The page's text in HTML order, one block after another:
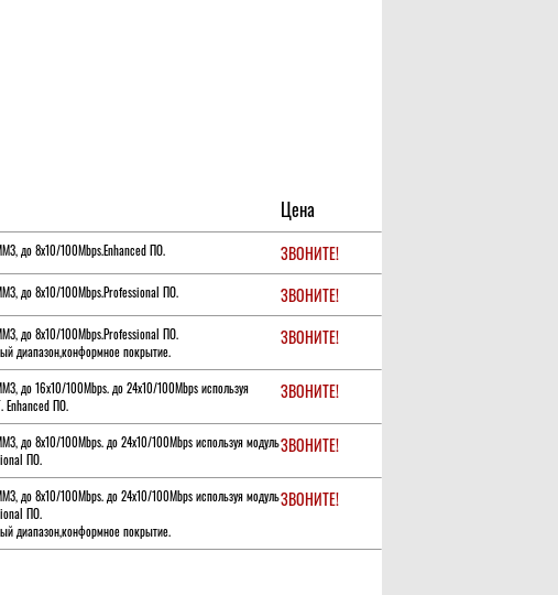
Цена
до 8x10/100Mbps.Enhanced ПО. ЗВОНИТЕ!
до 8x10/100Mbps.Professional ПО. ЗВОНИТЕ!
до 8x10/100Mbps.Professional ПО.
диапазон,конформное покрытие.
ЗВОНИТЕ!
до 16x10/100Mbps. до 24х10/100Mbps используя
Enhanced ПО.
ЗВОНИТЕ!
до 8x10/100Mbps. до 24х10/100Mbps используя модуль
ПО.
ЗВОНИТЕ!
до 8x10/100Mbps. до 24х10/100Mbps используя модуль
ПО.
диапазон,конформное покрытие.
ЗВОНИТЕ!